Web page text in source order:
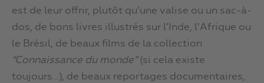
est de leur offrir, plutôt qu’une valise ou un sac-à-
dos, de bons livres illustrés sur l’Inde, l’Afrique ou
le Brésil, de beaux films de la collection
“Connaissance du monde”(si cela existe
toujours…), de beaux reportages documentaires,